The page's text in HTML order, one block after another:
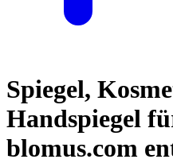
Spiegel,
Handspiegel
blomus.com